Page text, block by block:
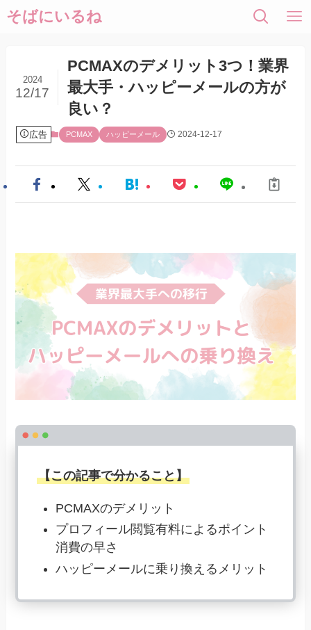
そばにいるね
PCMAXのデメリット3つ！業界
最大手・ハッピーメールの方が
良い？
2024
12/17
広告 PCMAX ハッピーメール 2024-12-17
【この記事で分かること】
PCMAXのデメリット
プロフィール閲覧有料によるポイント
消費の早さ
ハッピーメールに乗り換えるメリット